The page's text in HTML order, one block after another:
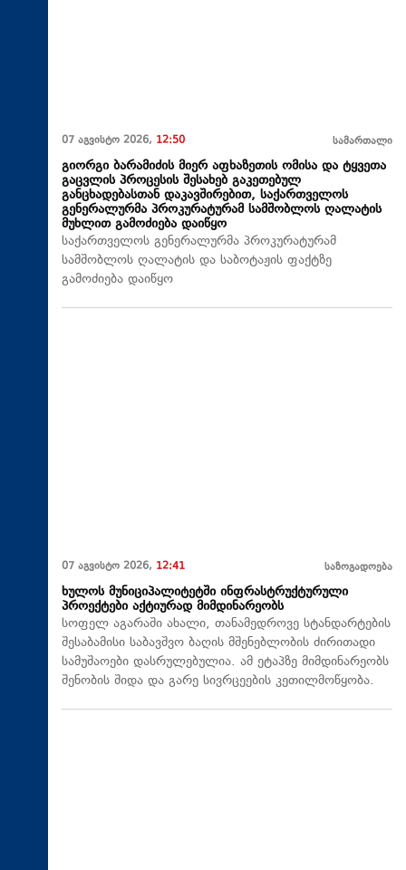
07 აგვისტო 2026, 12:50 სამართალი
გიორგი ბარამიძის მიერ აფხაზეთის ომისა და ტყვეთა
გაცვლის პროცესის შესახებ გაკეთებულ
განცხადებასთან დაკავშირებით, საქართველოს
გენერალურმა პროკურატურამ სამშობლოს ღალატის
მუხლით გამოძიება დაიწყო
საქართველოს გენერალურმა პროკურატურამ
სამშობლოს ღალატის და საბოტაჟის ფაქტზე
გამოძიება დაიწყო
07 აგვისტო 2026, 12:41 საზოგადოება
ხულოს მუნიციპალიტეტში ინფრასტრუქტურული
პროექტები აქტიურად მიმდინარეობს
სოფელ აგარაში ახალი, თანამედროვე სტანდარტების
შესაბამისი საბავშვო ბაღის მშენებლობის ძირითადი
სამუშაოები დასრულებულია. ამ ეტაპზე მიმდინარეობს
შენობის შიდა და გარე სივრცეების კეთილმოწყობა.